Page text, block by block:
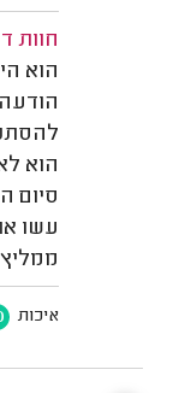
חוות
הוא
הוא
סיום
עשו
איכות